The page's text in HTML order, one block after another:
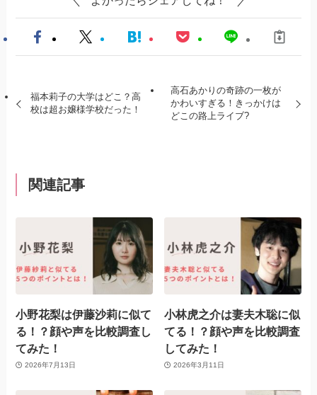
福本莉子の大学はどこ？高
校は超お嬢様学校だった！
高石あかりの奇跡の一枚が
かわいすぎる！きっかけは
どこの路上ライブ?
関連記事
小野花梨は伊藤沙莉に似て
る！？顔や声を比較調査し
てみた！
2026年7月13日
小林虎之介は妻夫木聡に似
てる！？顔や声を比較調査
してみた！
2026年3月11日